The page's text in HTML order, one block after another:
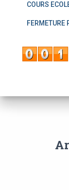
COURS
FERMETURE